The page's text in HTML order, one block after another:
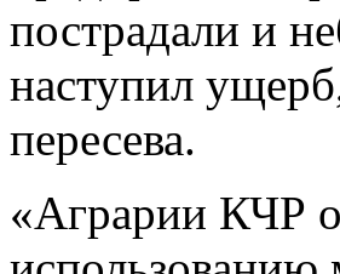
пострадали и
наступил
пересева.
«Аграрии КЧР